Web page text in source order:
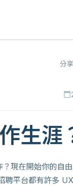
分享
calendar_today
生涯
現在開始你的自
聘平台都有許多